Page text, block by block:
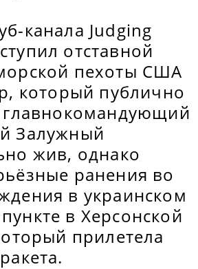
канала Judging
отставной
пехоты США
который публично
главнокомандующий
Залужный
жив, однако
ранения во
в украинском
в Херсонской
прилетела